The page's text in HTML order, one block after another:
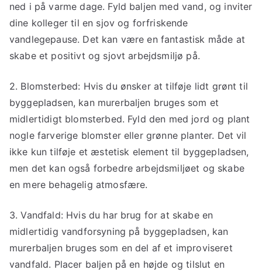
ned i på varme dage. Fyld baljen med vand, og inviter
dine kolleger til en sjov og forfriskende
vandlegepause. Det kan være en fantastisk måde at
skabe et positivt og sjovt arbejdsmiljø på.
2. Blomsterbed: Hvis du ønsker at tilføje lidt grønt til
byggepladsen, kan murerbaljen bruges som et
midlertidigt blomsterbed. Fyld den med jord og plant
nogle farverige blomster eller grønne planter. Det vil
ikke kun tilføje et æstetisk element til byggepladsen,
men det kan også forbedre arbejdsmiljøet og skabe
en mere behagelig atmosfære.
3. Vandfald: Hvis du har brug for at skabe en
midlertidig vandforsyning på byggepladsen, kan
murerbaljen bruges som en del af et improviseret
vandfald. Placer baljen på en højde og tilslut en